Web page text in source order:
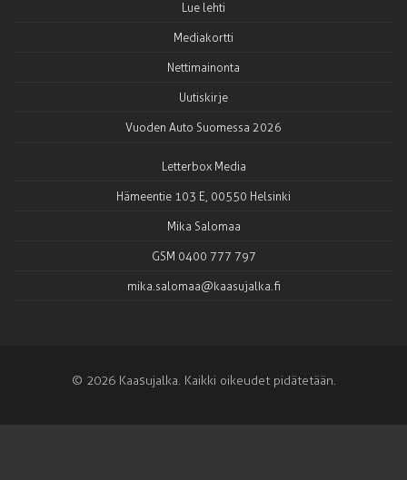
Lue lehti
Mediakortti
Nettimainonta
Uutiskirje
Vuoden Auto Suomessa 2026
Letterbox Media
Hämeentie 103 E, 00550 Helsinki
Mika Salomaa
GSM 0400 777 797
mika.salomaa@kaasujalka.fi
© 2026 Kaasujalka. Kaikki oikeudet pidätetään.